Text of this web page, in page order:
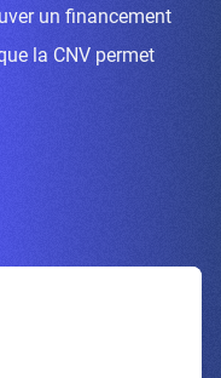
un financement
la CNV permet